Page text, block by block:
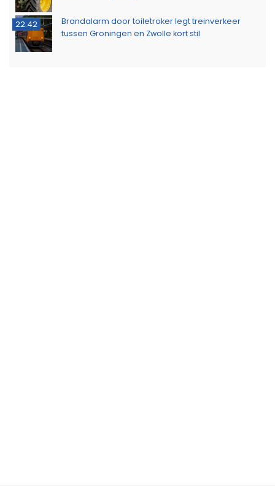
22:42
Brandalarm door toiletroker legt treinverkeer
tussen Groningen en Zwolle kort stil